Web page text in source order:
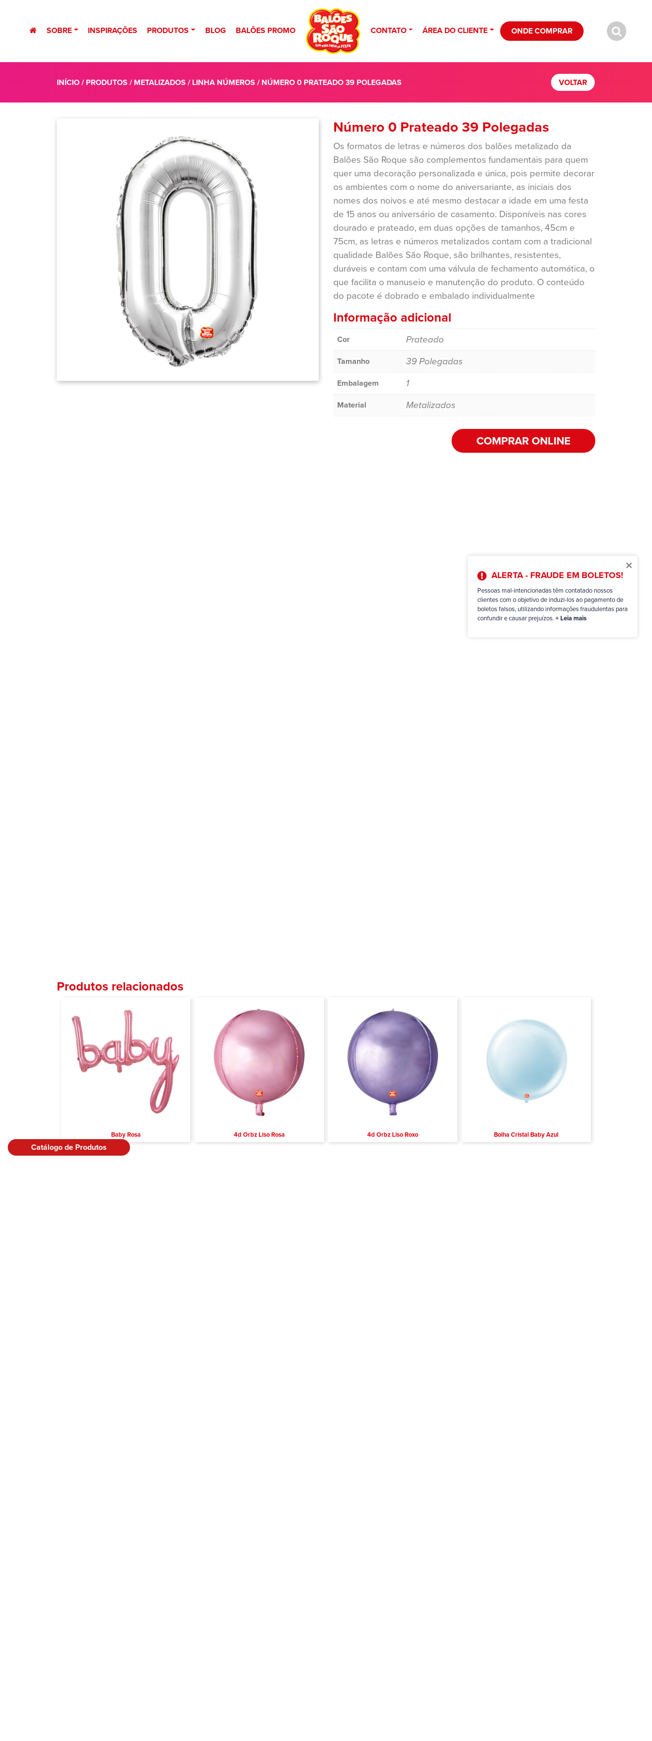
SOBRE INSPIRAÇÕES PRODUTOS BLOG BALÕES PROMO CONTATO ÁREA DO CLIENTE ONDE COMPRAR
×
ALERTA - FRAUDE EM BOLETOS!
Pessoas mal-intencionadas têm contatado nossos
clientes com o objetivo de induzi-los ao pagamento de
boletos falsos, utilizando informações fraudulentas para
confundir e causar prejuízos. + Leia mais
INÍCIO/ PRODUTOS / METALIZADOS / LINHA NÚMEROS / NÚMERO 0 PRATEADO 39 POLEGADAS VOLTAR
Número 0 Prateado 39 Polegadas
Os formatos de letras e números dos balões metalizado da
Balões São Roque são complementos fundamentais para quem
quer uma decoração personalizada e única, pois permite decorar
os ambientes com o nome do aniversariante, as iniciais dos
nomes dos noivos e até mesmo destacar a idade em uma festa
de 15 anos ou aniversário de casamento. Disponíveis nas cores
dourado e prateado, em duas opções de tamanhos, 45cm e
75cm, as letras e números metalizados contam com a tradicional
qualidade Balões São Roque, são brilhantes, resistentes,
duráveis e contam com uma válvula de fechamento automática, o
que facilita o manuseio e manutenção do produto. O conteúdo
do pacote é dobrado e embalado individualmente
Informação adicional
Cor Prateado
Tamanho 39 Polegadas
Embalagem 1
Material Metalizados
COMPRAR ONLINE
Produtos relacionados
Baby Rosa 4d Orbz Liso Rosa 4d Orbz Liso Roxo Bolha Cristal Baby Azul
Catálogo de Produtos